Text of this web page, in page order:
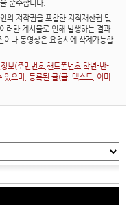
준수합니다.
의 저작권을 포함한 지적재산권 및
러한 게시물로 인해 발생하는 결과
이나 동영상은 요청시에 삭제가능합
보(주민번호,핸드폰번호,학년-반-
으며, 등록된 글(글, 텍스트, 이미